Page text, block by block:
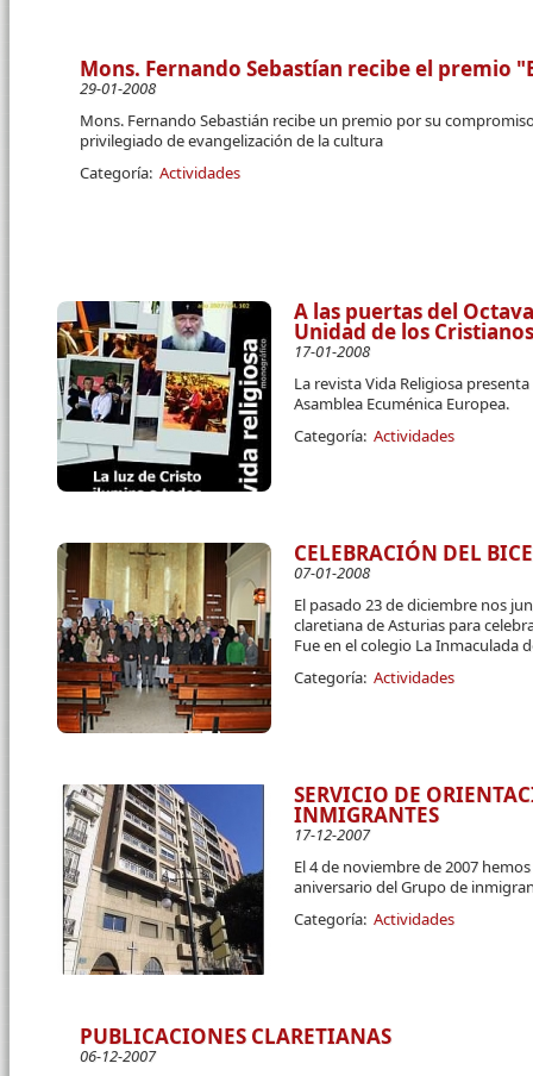
Mons. Fernando Sebastían recibe el premio
29-01-2008
Mons. Fernando Sebastián recibe un premio por su
privilegiado de evangelización de la cultura
Categoría: Actividades
A las puertas del
Unidad de los
17-01-2008
La revista Vida Religiosa
Asamblea Ecuménica Europea.
Categoría: Actividades
CELEBRACIÓN DEL
07-01-2008
El pasado 23 de diciembre nos
claretiana de Asturias para
Fue en el colegio La Inmaculada
Categoría: Actividades
SERVICIO DE
INMIGRANTES
17-12-2007
El 4 de noviembre de 2007
aniversario del Grupo de
Categoría: Actividades
PUBLICACIONES CLARETIANAS
06-12-2007